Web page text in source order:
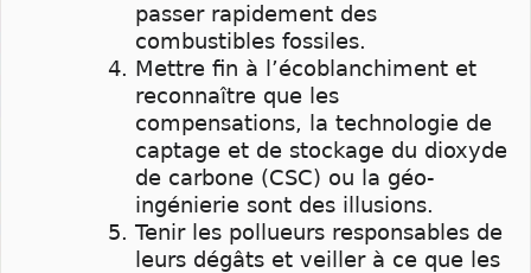
passer rapidement des
combustibles fossiles.
Mettre fin à l’écoblanchiment et
reconnaître que les
compensations, la technologie de
captage et de stockage du dioxyde
de carbone (CSC) ou la géo-
ingénierie sont des illusions.
Tenir les pollueurs responsables de
leurs dégâts et veiller à ce que les